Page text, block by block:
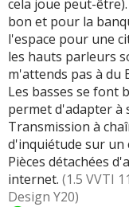
cela joue peut-
bon et pour la
l'espace pour une
les hauts parleurs
m'attends pas à du
Les basses se font
permet d'adapter à
Transmission à
d'inquiétude sur un
Pièces détachées
internet. (1.5 VVTI
Design Y20)